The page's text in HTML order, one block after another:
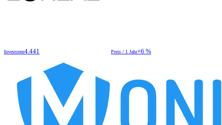
Investoren4.441 Preis / 1 Jahr+6 %